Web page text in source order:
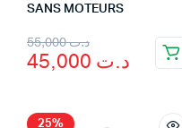
SANS MOTEURS
د.ت55,000
Original
price
د.ت
Current
price
25%